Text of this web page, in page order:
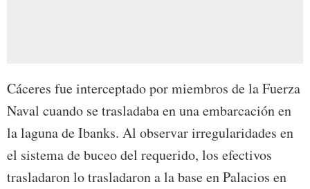
Cáceres fue interceptado por miembros de la Fuerza
Naval cuando se trasladaba en una embarcación en
la laguna de Ibanks. Al observar irregularidades en
el sistema de buceo del requerido, los efectivos
trasladaron lo trasladaron a la base en Palacios en